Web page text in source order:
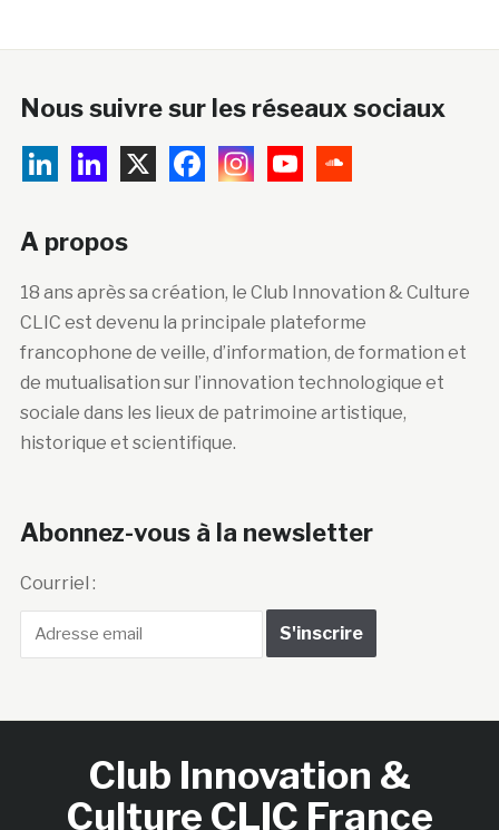
Nous suivre sur les réseaux sociaux
A propos
18 ans après sa création, le Club Innovation & Culture
CLIC est devenu la principale plateforme
francophone de veille, d’information, de formation et
de mutualisation sur l’innovation technologique et
sociale dans les lieux de patrimoine artistique,
historique et scientifique.
Abonnez-vous à la newsletter
Courriel :
Club Innovation &
Culture CLIC France